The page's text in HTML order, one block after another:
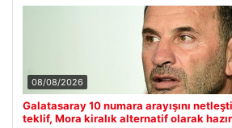
08/08/2026
Galatasaray 10 numara arayışını
teklif, Mora kiralık alternatif olarak hazır